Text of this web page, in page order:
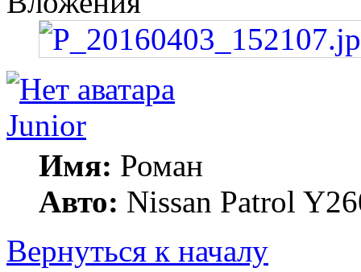
Junior
Имя: Роман
Авто: Nissan Patrol
Вернуться к началу